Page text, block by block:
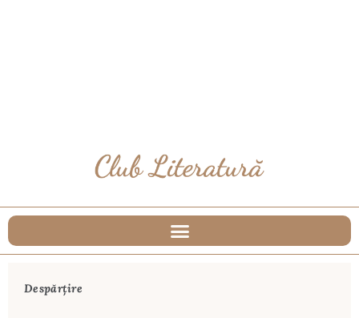
Despărțire